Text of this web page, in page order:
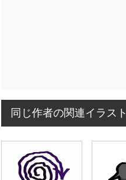
同じ作者の関連イラスト